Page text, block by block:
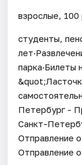
взрослые, 100
студенты,
парка·Билеты
Петербург -
Санкт-
Отправление
Отправление